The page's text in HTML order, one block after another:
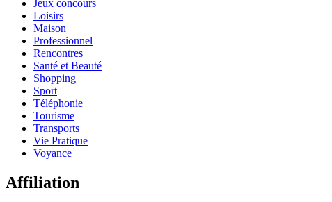
Jeux concours
Loisirs
Maison
Professionnel
Rencontres
Santé et Beauté
Shopping
Sport
Téléphonie
Tourisme
Transports
Vie Pratique
Voyance
Affiliation